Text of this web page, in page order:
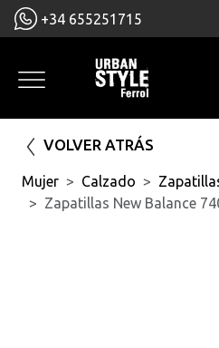
+34 655251715
VOLVER ATRÁS
Mujer Calzado
Zapatillas New Balance